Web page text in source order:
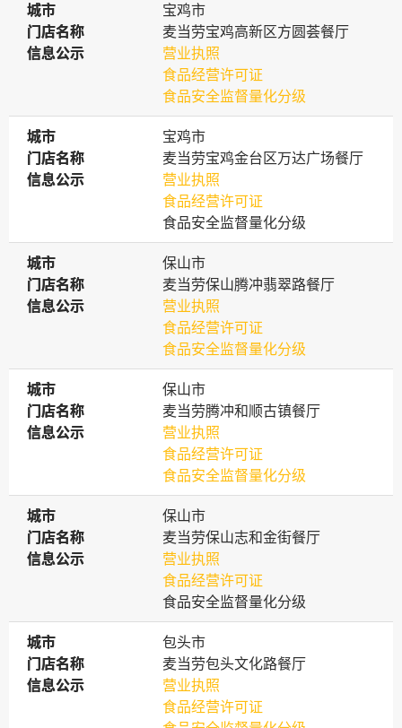
城市
城市
宝鸡市
门店名称
门店名称
麦当劳宝鸡高新区方圆荟餐厅
信息公示
信息公示
营业执照
食品经营许可证
食品安全监督量化分级
城市
城市
宝鸡市
门店名称
门店名称
麦当劳宝鸡金台区万达广场餐厅
信息公示
信息公示
营业执照
食品经营许可证
食品安全监督量化分级
城市
城市
保山市
门店名称
门店名称
麦当劳保山腾冲翡翠路餐厅
信息公示
信息公示
营业执照
食品经营许可证
食品安全监督量化分级
城市
城市
保山市
门店名称
门店名称
麦当劳腾冲和顺古镇餐厅
信息公示
信息公示
营业执照
食品经营许可证
食品安全监督量化分级
城市
城市
保山市
门店名称
门店名称
麦当劳保山志和金街餐厅
信息公示
信息公示
营业执照
食品经营许可证
食品安全监督量化分级
城市
城市
包头市
门店名称
门店名称
麦当劳包头文化路餐厅
信息公示
信息公示
营业执照
食品经营许可证